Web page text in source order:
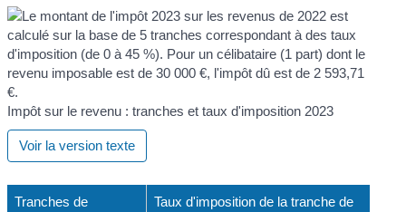
Impôt sur le revenu : tranches et taux d'imposition 2023
Voir la version texte
Tranches de
Taux d'imposition de la tranche de